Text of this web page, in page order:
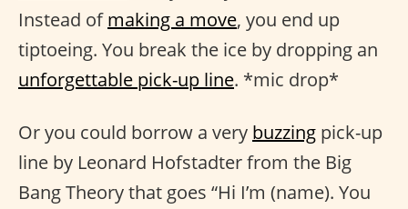
Instead ofmaking a move, you end up
tiptoeing. You break the ice by dropping an
unforgettable pick-up line. *mic drop*
Or you could borrow a very buzzing pick-up
line by Leonard Hofstadter from the Big
Bang Theory that goes “Hi I’m (name). You